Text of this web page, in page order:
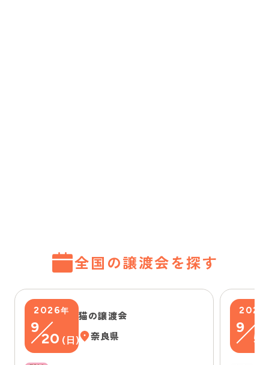
全国の譲渡会を探す
2026年
9
20 ( 日)
猫の譲渡会
奈良県
2026
9
5